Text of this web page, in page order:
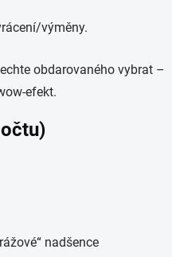
výměny.
obdarovaného vybrat –
efekt.
nadšence